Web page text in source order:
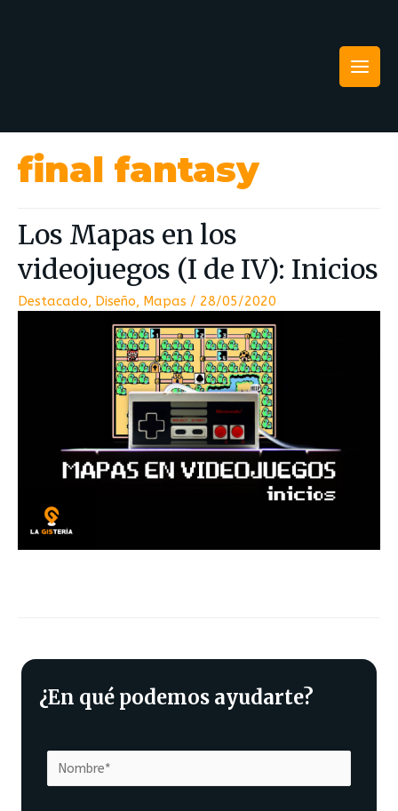
final fantasy
Los Mapas en los
videojuegos (I de IV): Inicios
Destacado, Diseño, Mapas / 28/05/2020
¿En qué podemos ayudarte?